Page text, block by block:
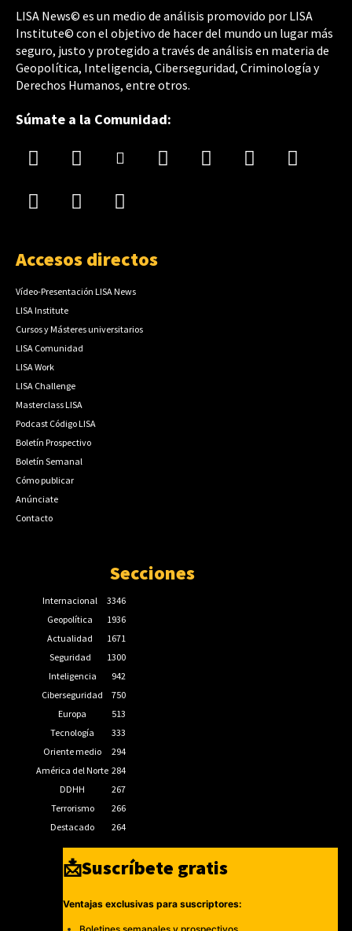
LISA News© es un medio de análisis promovido por LISA
Institute© con el objetivo de hacer del mundo un lugar más
seguro, justo y protegido a través de análisis en materia de
Geopolítica, Inteligencia, Ciberseguridad, Criminología y
Derechos Humanos, entre otros.
Súmate a la Comunidad:
Accesos directos
Vídeo-Presentación LISA News
LISA Institute
Cursos y Másteres universitarios
LISA Comunidad
LISA Work
LISA Challenge
Masterclass LISA
Podcast Código LISA
Boletín Prospectivo
Boletín Semanal
Cómo publicar
Anúnciate
Contacto
Secciones
Internacional
3346
Geopolítica
1936
Actualidad
1671
Seguridad
1300
Inteligencia
942
Ciberseguridad
750
Europa
513
Tecnología
333
Oriente medio
294
América del Norte 284
DDHH
267
Terrorismo
266
Destacado
264
📩Suscríbete gratis
Ventajas exclusivas para suscriptores: